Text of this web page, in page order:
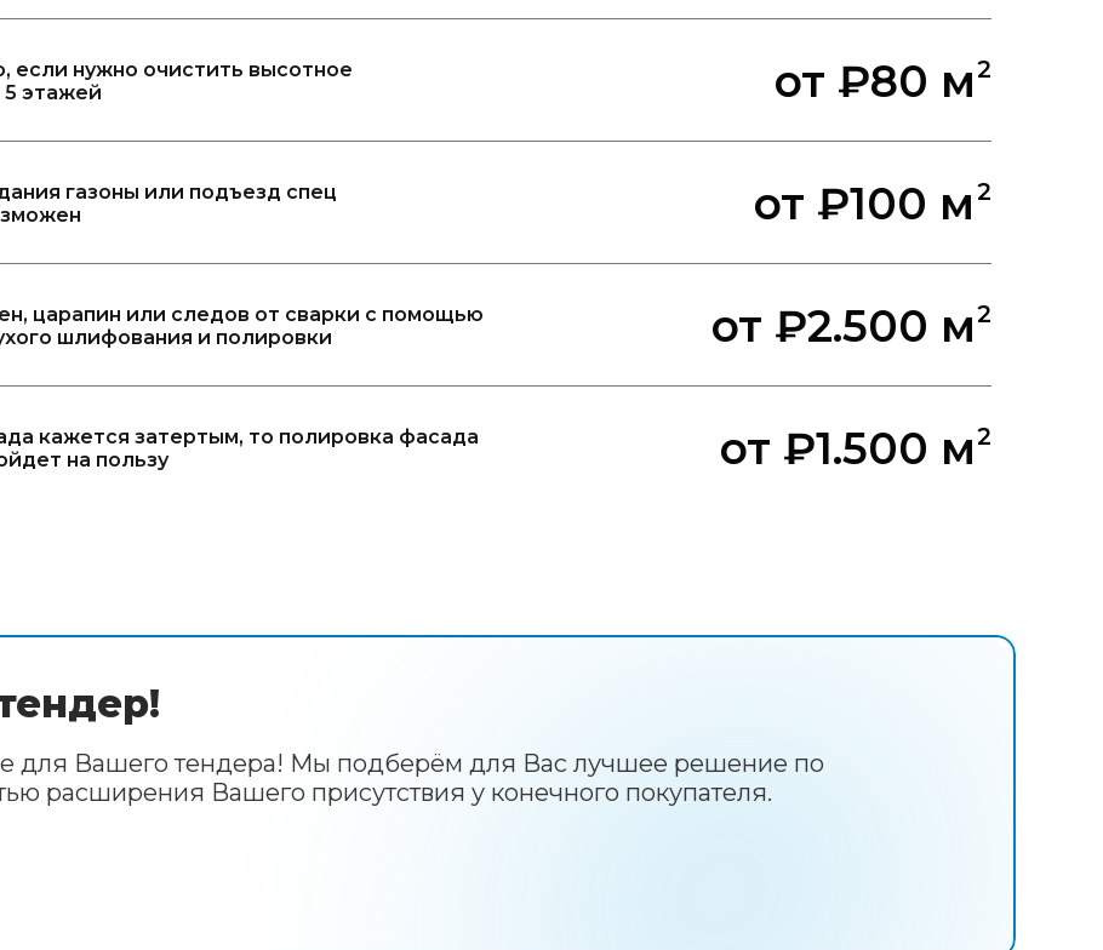
если нужно очистить высотное
этажей
от ₽80 м2
газоны или подъезд спец
от ₽100 м 2
кажется затертым, то полировка фасада
на пользу
от ₽1.500 м2
царапин или следов от сварки с помощью
шлифования и полировки
от ₽2.500 м2
для Вашего тендера! Мы подберём для Вас лучшее решение по
расширения Вашего присутствия у конечного покупателя.